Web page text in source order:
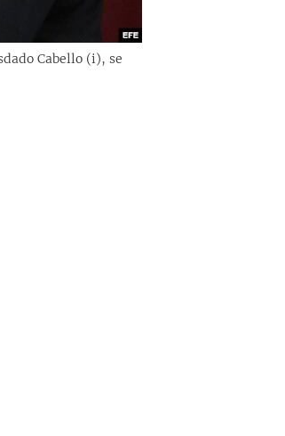
Cabello (i), se